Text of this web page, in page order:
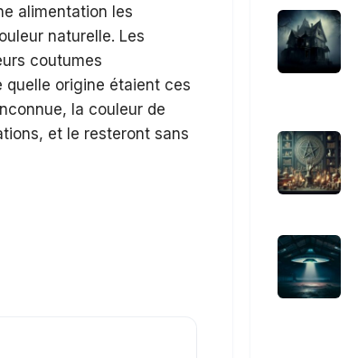
alimentation les
naturelle. Les
coutumes
quelle origine étaient ces
la couleur de
et le resteront sans